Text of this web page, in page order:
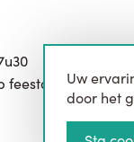
feestdagen.
Uw
door het